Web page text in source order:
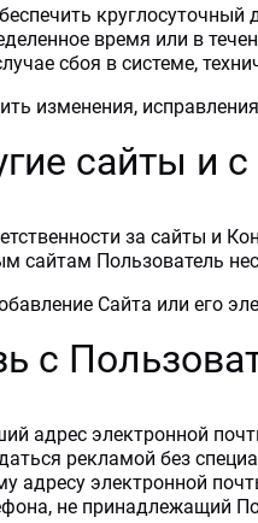
время или в
сбоя в системе,
изменения,
сайты и с
за сайты и
сайтам Пользователь
Сайта или его
с
адрес электронной
рекламой без
адресу электронной
не принадлежащий